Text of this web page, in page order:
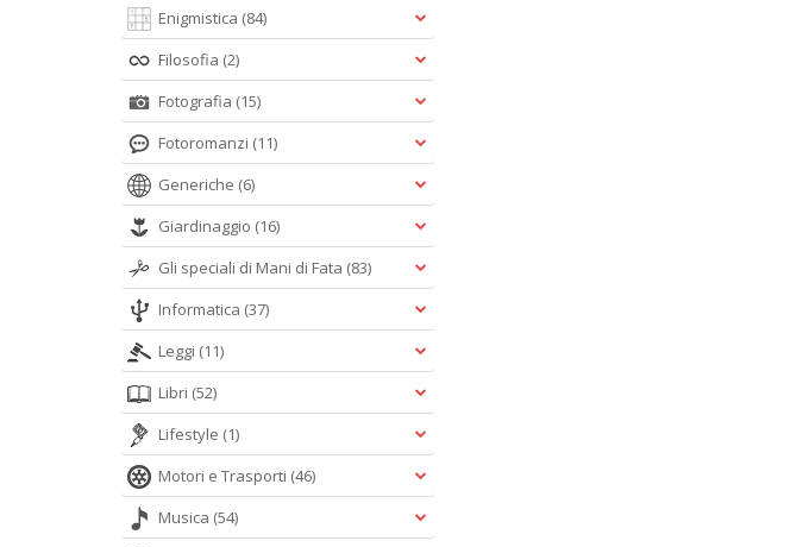
Enigmistica (84)
Filosofia (2)
Fotografia (15)
Fotoromanzi (11)
Generiche (6)
Giardinaggio (16)
Gli speciali di Mani di Fata (83)
Informatica (37)
Leggi (11)
Libri (52)
Lifestyle (1)
Motori e Trasporti (46)
Musica (54)